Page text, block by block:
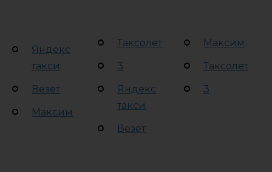
Яндекс
такси
Везет
Максим
Таксолет
3
Яндекс
такси
Везет
Максим
Таксолет
3